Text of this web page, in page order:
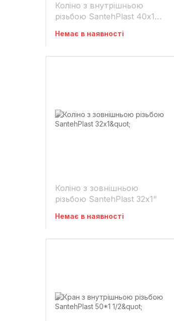
Коліно з внутрішньою
різьбою SantehPlast 40х1
Немає в наявності
Коліно з зовнішньою
різьбою SantehPlast 32х1"
Немає в наявності